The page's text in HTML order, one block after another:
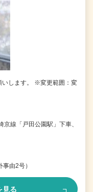
いします。 ※変更範囲：変
線「戸田公園駅」下車、
由2号）
見る